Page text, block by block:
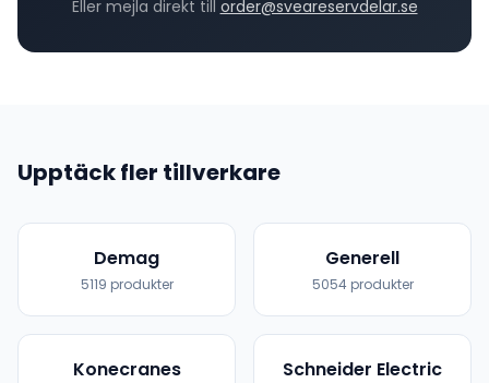
Eller mejla direkt till order@sveareservdelar.se
Upptäck fler tillverkare
Demag
5119 produkter
Generell
5054produkter
Konecranes Schneider Electric